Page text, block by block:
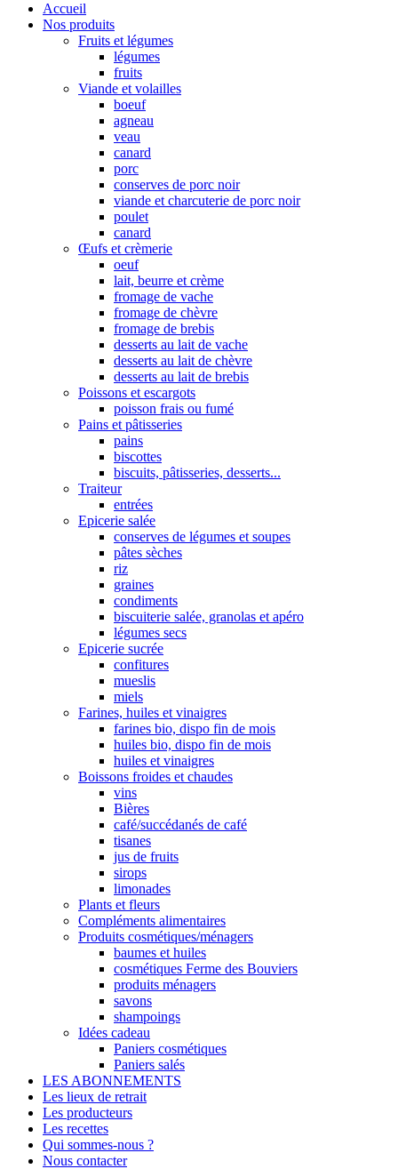
Accueil
Nos produits
Fruits et légumes
légumes
fruits
Viande et volailles
boeuf
agneau
veau
canard
porc
conserves de porc noir
viande et charcuterie de porc noir
poulet
canard
Œufs et crèmerie
oeuf
lait, beurre et crème
fromage de vache
fromage de chèvre
fromage de brebis
desserts au lait de vache
desserts au lait de chèvre
desserts au lait de brebis
Poissons et escargots
poisson frais ou fumé
Pains et pâtisseries
pains
biscottes
biscuits, pâtisseries, desserts...
Traiteur
entrées
Epicerie salée
conserves de légumes et soupes
pâtes sèches
riz
graines
condiments
biscuiterie salée, granolas et apéro
légumes secs
Epicerie sucrée
confitures
mueslis
miels
Farines, huiles et vinaigres
farines bio, dispo fin de mois
huiles bio, dispo fin de mois
huiles et vinaigres
Boissons froides et chaudes
vins
Bières
café/succédanés de café
tisanes
jus de fruits
sirops
limonades
Plants et fleurs
Compléments alimentaires
Produits cosmétiques/ménagers
baumes et huiles
cosmétiques Ferme des Bouviers
produits ménagers
savons
shampoings
Idées cadeau
Paniers cosmétiques
Paniers salés
LES ABONNEMENTS
Les lieux de retrait
Les producteurs
Les recettes
Qui sommes-nous ?
Nous contacter